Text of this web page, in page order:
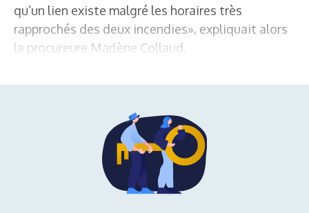
qu’un lien existe malgré les horaires très
rapprochés des deux incendies», expliquait alors
la procureure Marlène Collaud.